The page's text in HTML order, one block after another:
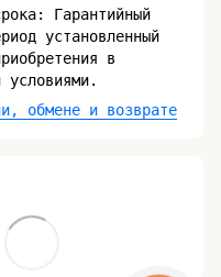
Гарантийный
установленный
в
условиями.
обмене и возврате